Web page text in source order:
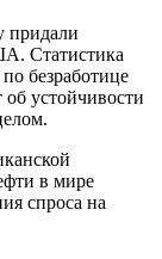
придали
Статистика
безработице
устойчивости
в мире
спроса на